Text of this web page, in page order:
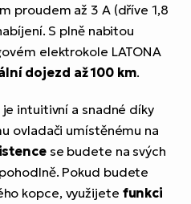
proudem až 3 A (dříve 1,8
S plně nabitou
elektrokole LATONA
dojezd až 100 km.
intuitivní a snadné díky
ovladači umístěnému na
se budete na svých
Pokud budete
kopce, využijete funkci